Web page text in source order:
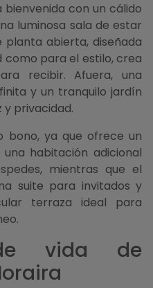
con un cálido
luminosa sala de estar
abierta, diseñada
para el estilo, crea
recibir. Afuera, una
y un tranquilo jardín
privacidad.
bono, ya que ofrece un
habitación adicional
mientras que el
suite para invitados y
terraza ideal para
vida de